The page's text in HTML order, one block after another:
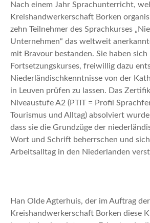
Nach einem Jahr Sprachunterricht,
Kreishandwerkerschaft Borken
zehn Teilnehmer des Sprachkurses
Unternehmen“ das weltweit
mit Bravour bestanden. Sie haben sich
Fortsetzungskurses, freiwillig dazu
Niederländischkenntnisse von der
in Leuven prüfen zu lassen. Das
Niveaustufe A2 (PTIT = Profil
Tourismus und Alltag) absolviert
dass sie die Grundzüge der
Wort und Schrift beherrschen und
Arbeitsalltag in den Niederlanden
Han Olde Agterhuis, der im Auftrag der
Kreishandwerkerschaft Borken diese